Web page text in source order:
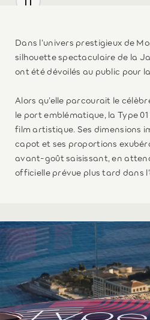
Dans l’univers prestigieux de
silhouette spectaculaire de la
ont été dévoilés au public pour
Alors qu’elle parcourait le
le port emblématique, la Type
film artistique. Ses dimensions
capot et ses proportions
avant-goût saisissant, en
officielle prévue plus tard dans